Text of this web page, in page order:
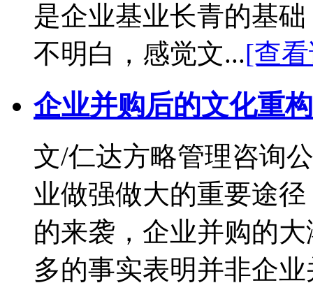
是企业基业长青的基
不明白，感觉文...[查
企业并购后的文化重构
文/仁达方略管理咨询
业做强做大的重要途
的来袭，企业并购的
多的事实表明并非企